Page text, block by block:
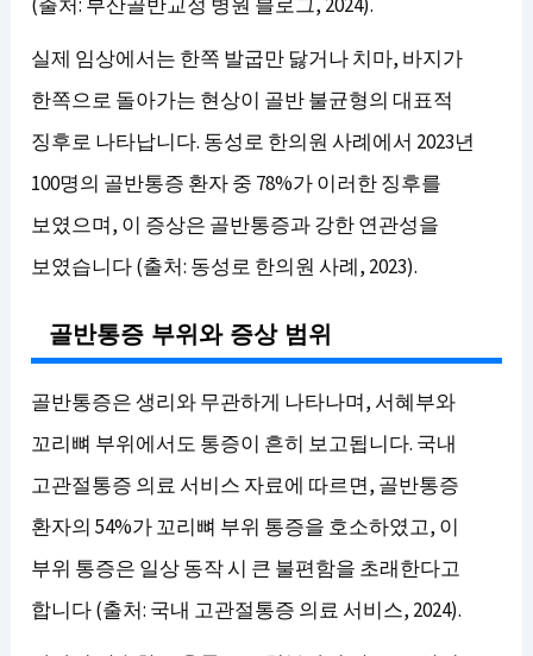
실제 임상에서는 한쪽 발굽만 닳거나 치마, 바지가
한쪽으로 돌아가는 현상이 골반 불균형의 대표적
징후로 나타납니다. 동성로 한의원 사례에서 2023년
100명의 골반통증 환자 중 78%가 이러한 징후를
보였으며, 이 증상은 골반통증과 강한 연관성을
보였습니다 (출처: 동성로 한의원 사례, 2023).
골반통증 부위와 증상 범위
골반통증은 생리와 무관하게 나타나며, 서혜부와
꼬리뼈 부위에서도 통증이 흔히 보고됩니다. 국내
고관절통증 의료 서비스 자료에 따르면, 골반통증
환자의 54%가 꼬리뼈 부위 통증을 호소하였고, 이
부위 통증은 일상 동작 시 큰 불편함을 초래한다고
합니다 (출처: 국내 고관절통증 의료 서비스, 2024).